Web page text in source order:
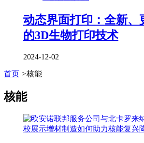
动态界面打印：全新、
的3D生物打印技术
2024-12-02
首页 >核能
核能